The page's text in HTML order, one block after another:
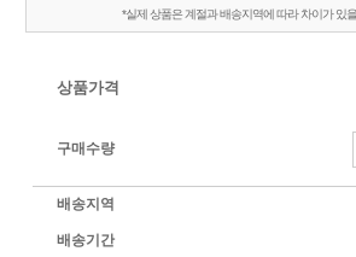
*실제 상품은 계절과 배송지역에 따라 차이가 있
상품가격
구매수량
배송지역
배송기간